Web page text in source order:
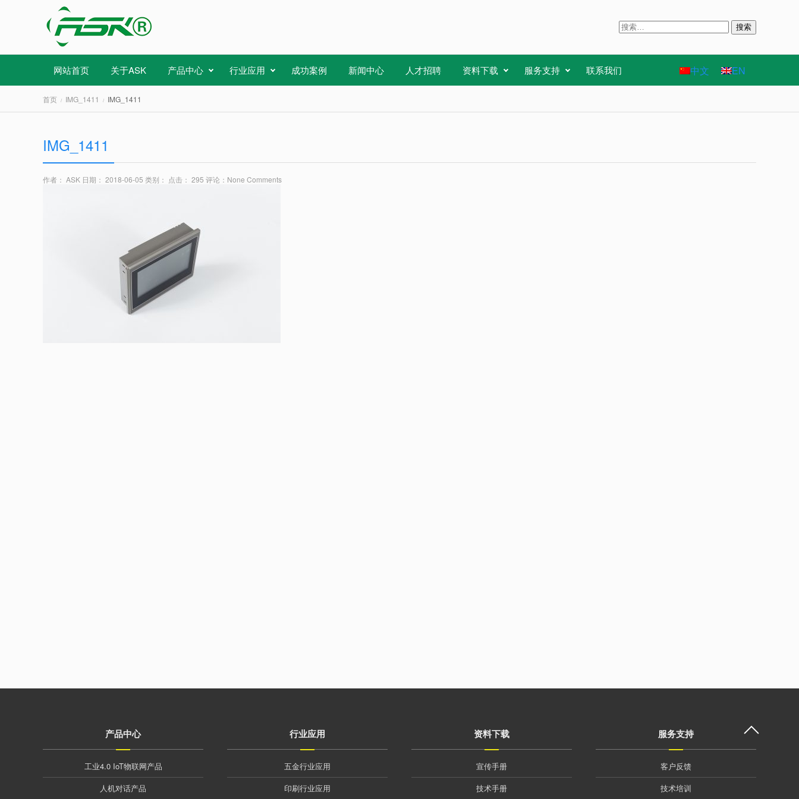
搜
网站首页 关于ASK 产品中心 行业应用 成功案例 新闻中心 人才招聘 资料下载 服务支持 联系我们 中文 EN
首页 IMG_1411 IMG_1411
IMG_1411
作者： ASK 日期： 2018-06-05 类别： 点击： 295 评论： None Comments
产品中心
工业4.0 IoT物联网产品
人机对话产品
行业应用
五金行业应用
印刷行业应用
资料下载
宣传手册
技术手册
服务支持
客户反馈
技术培训